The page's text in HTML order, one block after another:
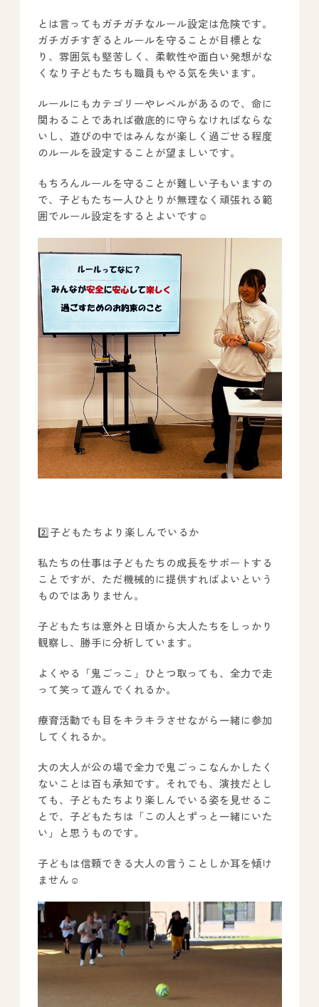
とは言ってもガチガチなルール設定は危険です。
ガチガチすぎるとルールを守ることが目標とな
り、雰囲気も堅苦しく、柔軟性や面白い発想がな
くなり子どもたちも職員もやる気を失います。
ルールにもカテゴリーやレベルがあるので、命に
関わることであれば徹底的に守らなければならな
いし、遊びの中ではみんなが楽しく過ごせる程度
のルールを設定することが望ましいです。
もちろんルールを守ることが難しい子もいますの
で、子どもたち一人ひとりが無理なく頑張れる範
囲でルール設定をするとよいです☺️
2️⃣子どもたちより楽しんでいるか
私たちの仕事は子どもたちの成長をサポートする
ことですが、ただ機械的に提供すればよいという
ものではありません。
子どもたちは意外と日頃から大人たちをしっかり
観察し、勝手に分析しています。
よくやる「鬼ごっこ」ひとつ取っても、全力で走
って笑って遊んでくれるか。
療育活動でも目をキラキラさせながら一緒に参加
してくれるか。
大の大人が公の場で全力で鬼ごっこなんかしたく
ないことは百も承知です。それでも、演技だとし
ても、子どもたちより楽しんでいる姿を見せるこ
とで、子どもたちは「この人とずっと一緒にいた
い」と思うものです。
子どもは信頼できる大人の言うことしか耳を傾け
ません☺️